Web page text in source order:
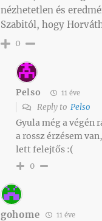
nézhetetlen és
Szabitól, hogy
0
Pelso 11 éve
Reply to Pelso
Gyula még a végén
a rossz érzésem
lett felejtős :(
0
gohome 11 éve